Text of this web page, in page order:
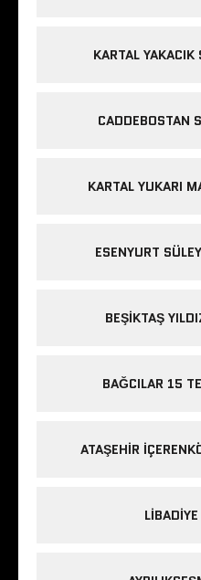
KARTAL
CADDEBOSTAN
KARTAL YUKARI
ESENYURT
BEŞIKTAŞ
BAĞCILAR 15
ATAŞEHIR